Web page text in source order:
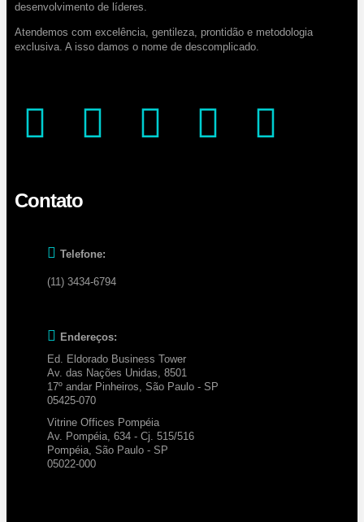
desenvolvimento de líderes.
Atendemos com excelência, gentileza, prontidão e metodologia
exclusiva. A isso damos o nome de descomplicado.
Contato
Telefone:
(11) 3434-6794
Endereços:
Ed. Eldorado Business Tower
Av. das Nações Unidas, 8501
17º andar Pinheiros, São Paulo - SP
05425-070
Vitrine Offices Pompéia
Av. Pompéia, 634 - Cj. 515/516
Pompéia, São Paulo - SP
05022-000